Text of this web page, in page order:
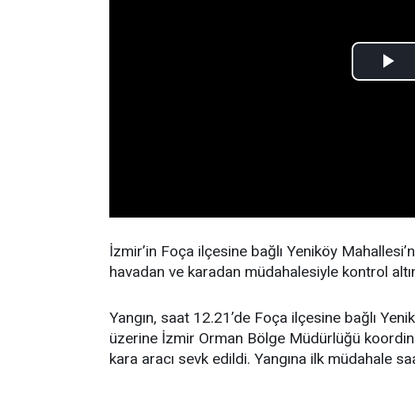
İzmir’in Foça ilçesine bağlı Yeniköy
havadan ve karadan müdahalesiyle kontrol
Yangın, saat 12.21’de Foça ilçesine bağlı
üzerine İzmir Orman Bölge Müdürlüğü
kara aracı sevk edildi. Yangına ilk müdahale